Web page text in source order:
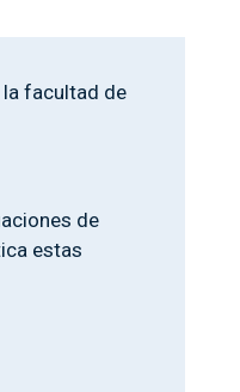
facultad de
de
estas